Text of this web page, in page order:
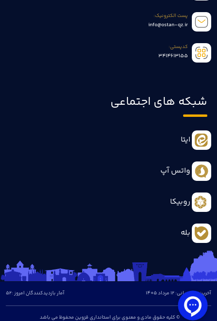
پست الکترونیک:
info@ostan-qz.ir
کدپستی:
3414613155
شبکه های اجتماعی
ایتا
واتس آپ
روبیکا
بله
آخرین بروزرسانی: 12 مرداد 1405
© کلیه حقوق مادی و معنوی برای استانداری قزوین محفوظ می باشد
آمار بازدیدکنندگان امروز :52